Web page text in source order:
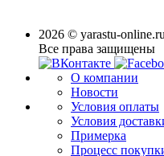
2026 © yarastu-online.ru
Все права защищены
О компании
Новости
Условия оплаты
Условия
Примерка
Процесс